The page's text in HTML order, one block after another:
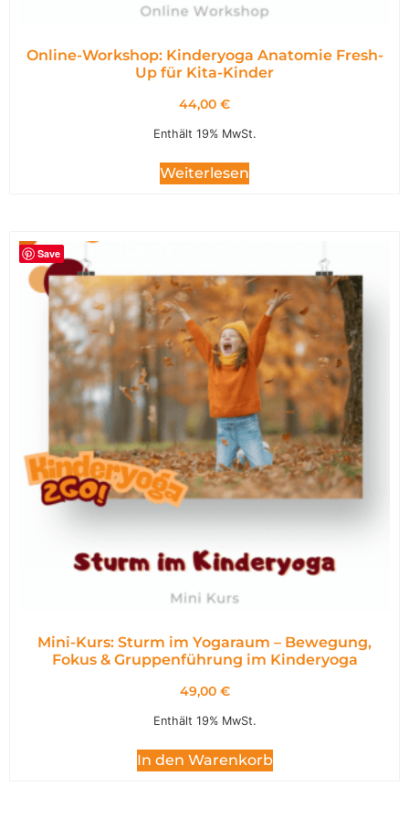
Online-Workshop: Kinderyoga Anatomie Fresh-
Up für Kita-Kinder
44,00 €
Enthält 19% MwSt.
Weiterlesen
Save
Mini-Kurs: Sturm im Yogaraum – Bewegung,
Fokus & Gruppenführung im Kinderyoga
49,00 €
Enthält 19% MwSt.
In den Warenkorb